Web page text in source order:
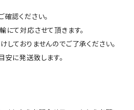
認ください。
て対応させて頂きます。
ておりませんのでご了承ください。
に発送致します。